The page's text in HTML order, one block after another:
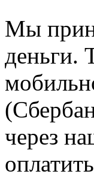
Мы
деньги.
через